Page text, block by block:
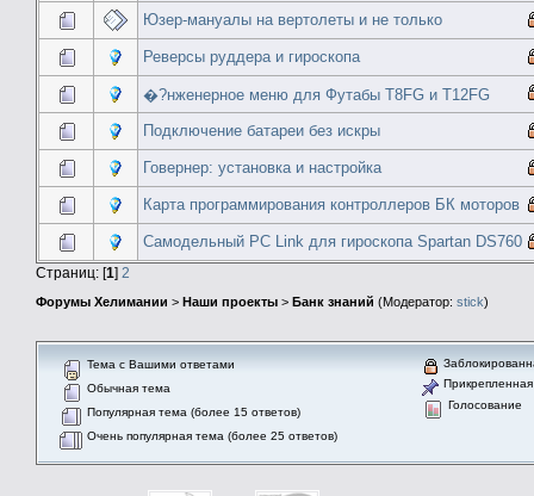
Юзер-мануалы на вертолеты и не только
Реверсы руддера и гироскопа
�?нженерное меню для Футабы T8FG и T12FG
Подключение батареи без искры
Говернер: установка и настройка
Карта программирования контроллеров БК моторов
Самодельный PC Link для гироскопа Spartan DS760
Страниц: [1] 2
Форумы Хелимании > Наши проекты > Банк знаний (Модератор: stick)
Тема с Вашими ответами
Обычная тема
Популярная тема (более 15 ответов)
Очень популярная тема (более 25 ответов)
Голосование